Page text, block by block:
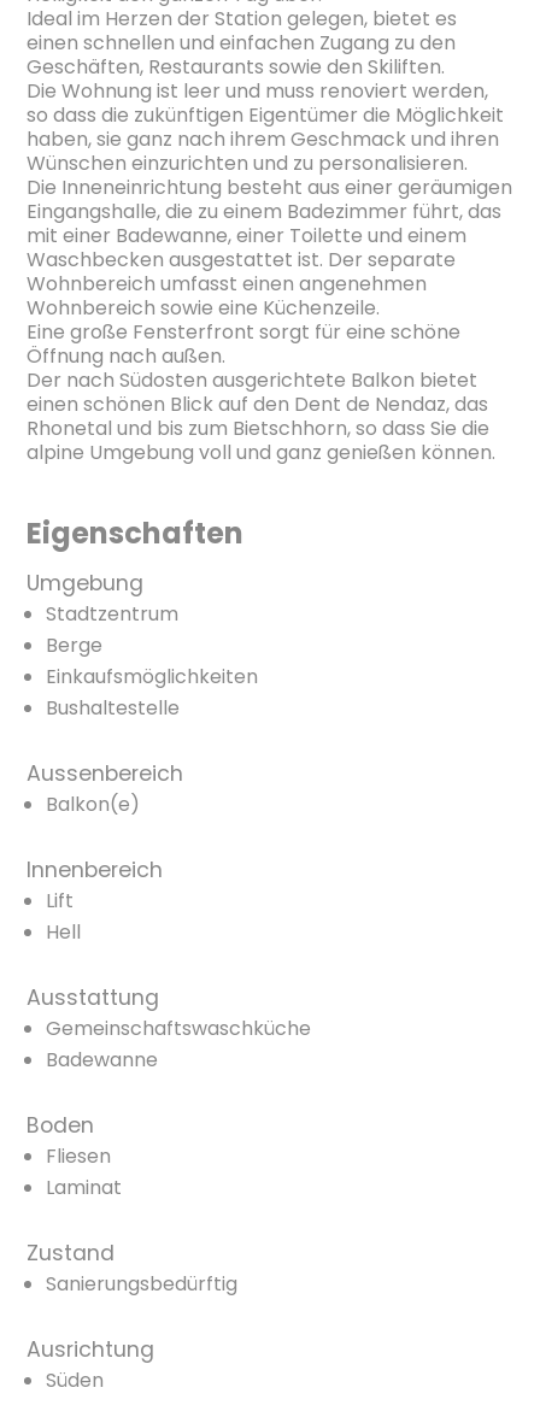
Ideal im Herzen der Station gelegen, bietet es
einen schnellen und einfachen Zugang zu den
Geschäften, Restaurants sowie den Skiliften.
Die Wohnung ist leer und muss renoviert werden,
so dass die zukünftigen Eigentümer die Möglichkeit
haben, sie ganz nach ihrem Geschmack und ihren
Wünschen einzurichten und zu personalisieren.
Die Inneneinrichtung besteht aus einer geräumigen
Eingangshalle, die zu einem Badezimmer führt, das
mit einer Badewanne, einer Toilette und einem
Waschbecken ausgestattet ist. Der separate
Wohnbereich umfasst einen angenehmen
Wohnbereich sowie eine Küchenzeile.
Eine große Fensterfront sorgt für eine schöne
Öffnung nach außen.
Der nach Südosten ausgerichtete Balkon bietet
einen schönen Blick auf den Dent de Nendaz, das
Rhonetal und bis zum Bietschhorn, so dass Sie die
alpine Umgebung voll und ganz genießen können.
Eigenschaften
Umgebung
Stadtzentrum
Berge
Einkaufsmöglichkeiten
Bushaltestelle
Aussenbereich
Balkon(e)
Innenbereich
Lift
Hell
Ausstattung
Gemeinschaftswaschküche
Badewanne
Boden
Fliesen
Laminat
Zustand
Sanierungsbedürftig
Ausrichtung
Süden